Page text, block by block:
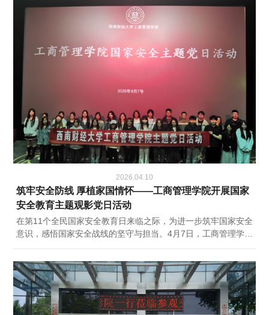
为民”“求真务实，真抓实干”五个方面出发系统阐述了习近平总书
记关于树立和践行正确政绩观重要论述的丰富内涵，全面解读了
树立和践行正确政绩观学习教育的重大意义和核心要求，...
2026.04.10
筑牢安全防线 厚植家国情怀——工商管理学院开展国家
安全教育主题观影党日活动
在第11个全民国家安全教育日来临之际，为进一步筑牢国家安全
意识，感悟国家安全战线的坚守与担当。4月7日，工商管理学院
开展国家安全教育主题观影党日活动。影片取材于真实军工泄密
案件，深度展现隐蔽战线的正邪交锋，鲜活讲述国安干警默默坚
守、勇闯险境，于无声之处捍卫国家利益的动人事迹。观影过程
中，学院师生党员全神贯注、静心感悟，被影片中无名英雄们坚
守信仰、甘于奉献、勇于牺牲的崇高精神深深打动，在潜移默化
中接受了一次深刻的国家安全警示教育和党性教育。...